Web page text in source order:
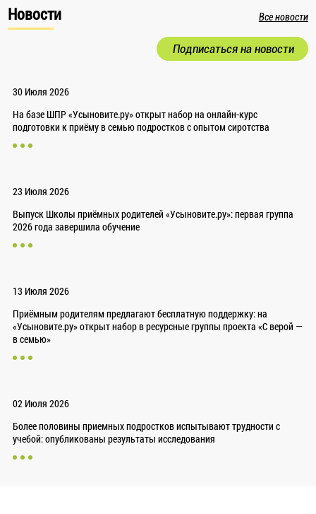
Новости Все новости
Подписаться на новости
30 Июля 2026
На базе ШПР «Усыновите.ру» открыт набор на онлайн-курс
подготовки к приёму в семью подростков с опытом сиротства
23 Июля 2026
Выпуск Школы приёмных родителей «Усыновите.ру»: первая группа
2026 года завершила обучение
13 Июля 2026
Приёмным родителям предлагают бесплатную поддержку: на
«Усыновите.ру» открыт набор в ресурсные группы проекта «С верой —
в семью»
02 Июля 2026
Более половины приемных подростков испытывают трудности с
учебой: опубликованы результаты исследования